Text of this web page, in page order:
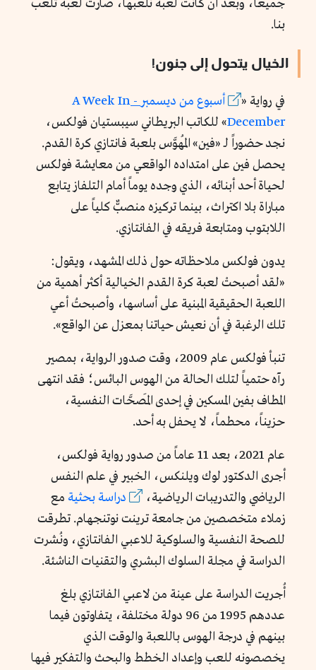
جميعاً، وبعد أن كانت لعبة نلعبها، صارت لعبة تلعب
بنا.
الخيال يتحول إلى جنون!
في رواية « أسبوع من ديسمبر-
A Week In
December» للكاتب البريطاني سيبستيان فولكس،
نجد حضوراً لـ «فين» المُهوَّس بلعبة فانتازي كرة القدم.
يحصل فين على امتداده الواقعي من معايشة فولكس
لحياة أحد أبنائه، الذي وجده يوماً أمام التلفاز يتابع
مباراة بلا اكتراث، بينما تركيزه منصبٌّ كلياً على
اللابتوب ومتابعة فريقه في الفانتازي.
يدون فولكس ملاحظاته حول ذلك المشهد، ويقول:
«لقد أصبحتْ لعبة كرة القدم الخيالية أكثر أهمية من
اللعبة الحقيقية المبنية على أساسها، وأصبحتُ أعي
تلك الرغبة في أن نعيش حياتنا بمعزل عن الواقع».
تنبأ فولكس عام 2009، وقت صدور الرواية، بمصير
رآه حتمياً لتلك الحالة من الهوس البائس؛ فقد انتهى
المطاف بفين المسكين في إحدى المَصحَّات النفسية،
حزيناً، محطماً، لا يحفل به أحد.
عام 2021، بعد 11 عاماً من صدور رواية فولكس،
أجرى الدكتور لوك ويلنكس، الخبير في علم النفس
الرياضي والتدريبات الرياضية،
دراسة بحثية مع
زملاء متخصصين من جامعة ترينت نوتنجهام. تطرقت
للصحة النفسية والسلوكية للاعبي الفانتازي، ونُشرت
الدراسة في مجلة السلوك البشري والتقنيات الناشئة.
أُجريت الدراسة على عينة من لاعبي الفانتازي بلغ
عددهم 1995 من 96 دولة مختلفة، يتفاوتون فيما
بينهم في درجة الهوس باللعبة والوقت الذي
يخصصونه للعب وإعداد الخطط والبحث والتفكير فيها